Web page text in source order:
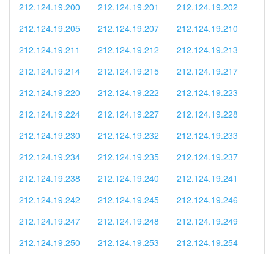
212.124.19.200
212.124.19.201
212.124.19.202
212.124.19.205
212.124.19.207
212.124.19.210
212.124.19.211
212.124.19.212
212.124.19.213
212.124.19.214
212.124.19.215
212.124.19.217
212.124.19.220
212.124.19.222
212.124.19.223
212.124.19.224
212.124.19.227
212.124.19.228
212.124.19.230
212.124.19.232
212.124.19.233
212.124.19.234
212.124.19.235
212.124.19.237
212.124.19.238
212.124.19.240
212.124.19.241
212.124.19.242
212.124.19.245
212.124.19.246
212.124.19.247
212.124.19.248
212.124.19.249
212.124.19.250
212.124.19.253
212.124.19.254